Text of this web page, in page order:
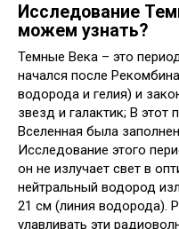
Исследование
можем узнать?
Темные Века – это
начался после
водорода и гелия) и
звезд и галактик; В
Вселенная была
Исследование этого
он не излучает свет в
нейтральный водород
21 см (линия водорода).
улавливать эти